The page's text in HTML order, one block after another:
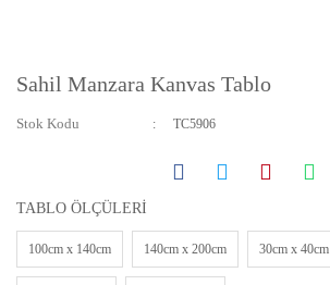
Sahil Manzara Kanvas Tablo
Stok Kodu TC5906
TABLO ÖLÇÜLERİ
100cm x 140cm 140cm x 200cm 30cm x 40cm